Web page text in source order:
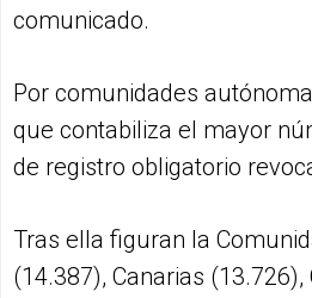
comunicado.
Por comunidades
que contabiliza el mayor
de registro obligatorio
Tras ella figuran la
(14.387), Canarias